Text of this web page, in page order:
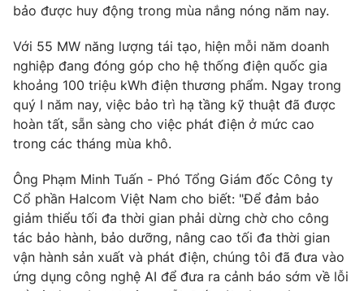
bảo được huy động trong mùa nắng nóng năm nay.
Với 55 MW năng lượng tái tạo, hiện mỗi năm doanh
nghiệp đang đóng góp cho hệ thống điện quốc gia
khoảng 100 triệu kWh điện thương phẩm. Ngay trong
quý I năm nay, việc bảo trì hạ tầng kỹ thuật đã được
hoàn tất, sẵn sàng cho việc phát điện ở mức cao
trong các tháng mùa khô.
Ông Phạm Minh Tuấn - Phó Tổng Giám đốc Công ty
Cổ phần Halcom Việt Nam cho biết: "Để đảm bảo
giảm thiểu tối đa thời gian phải dừng chờ cho công
tác bảo hành, bảo dưỡng, nâng cao tối đa thời gian
vận hành sản xuất và phát điện, chúng tôi đã đưa vào
ứng dụng công nghệ AI để đưa ra cảnh báo sớm về lỗi